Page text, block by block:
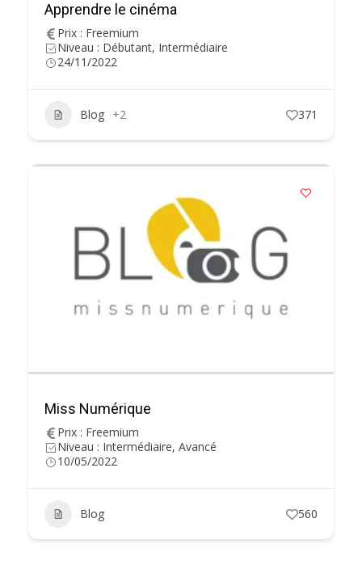
Apprendre le cinéma
Prix : Freemium
Niveau : Débutant, Intermédiaire
24/11/2022
Blog +2 371
Miss Numérique
Prix : Freemium
Niveau : Intermédiaire, Avancé
10/05/2022
Blog 560